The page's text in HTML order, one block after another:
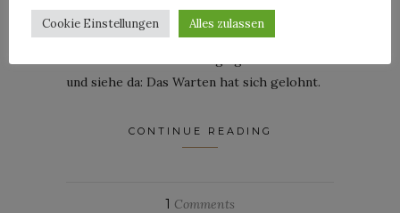
hat, war so herrlich drüber, dass ich auf
einmal hellwach war und mich umso mehr
und siehe da: Das Warten hat sich gelohnt.
CONTINUE READING
1 Comments
Cookie Einstellungen Alles zulassen